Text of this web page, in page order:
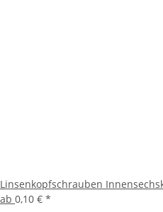
Linsenkopfschrauben
ab 0,10 € *